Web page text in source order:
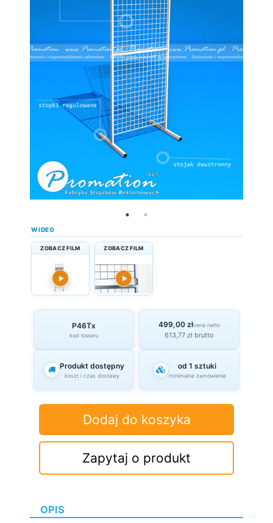
WIDEO
ZOBACZ FILM
▶
ZOBACZ FILM
▶
P46Tx
kod towaru
499,00 złcena netto
613,77 zł brutto
Produkt dostępny
koszt i czas dostawy
od 1 sztuki
minimalne zamówienie
Zapytaj o produkt
Dodaj do koszyka
OPIS